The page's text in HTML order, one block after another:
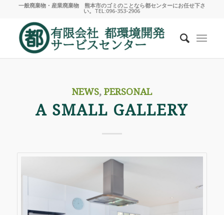
一般廃棄物・産業廃棄物 熊本市のゴミのことなら都センターにお任せ下さ
い。TEL:096-353-2906
NEWS,PERSONAL
A SMALL GALLERY